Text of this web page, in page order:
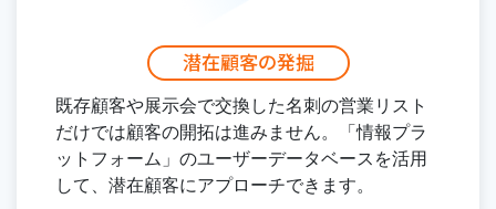
潜在顧客の発掘
既存顧客や展示会で交換した名刺の営業リスト
だけでは顧客の開拓は進みません。「情報プラ
ットフォーム」のユーザーデータベースを活用
して、潜在顧客にアプローチできます。